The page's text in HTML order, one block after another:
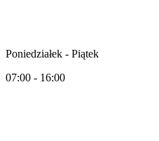
Poniedziałek - Piątek
07:00 - 16:00